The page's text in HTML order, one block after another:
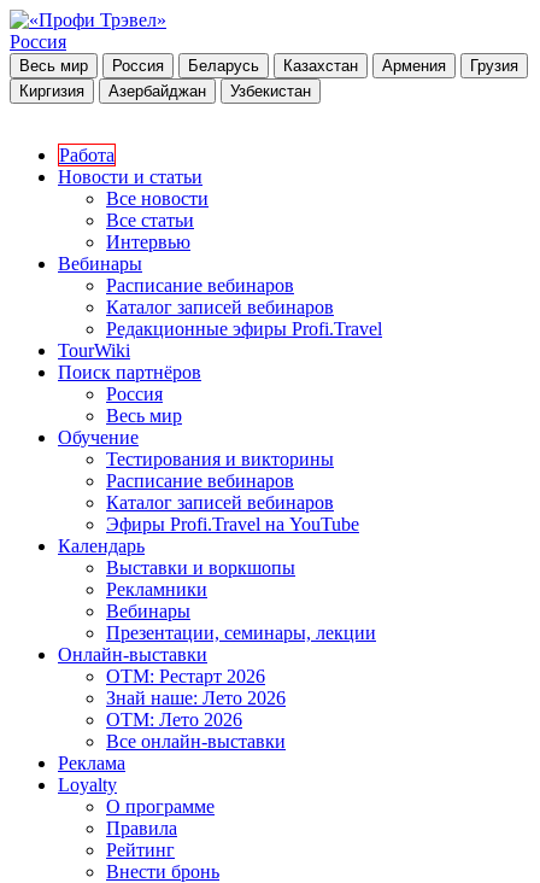
Россия
Весь мир Россия Беларусь Казахстан Армения
Грузия
Киргизия
Азербайджан Узбекистан
Работа
Новости и статьи
Все новости
Все статьи
Интервью
Вебинары
Расписание вебинаров
Каталог записей вебинаров
Редакционные эфиры Profi.Travel
TourWiki
Поиск партнёров
Россия
Весь мир
Обучение
Тестирования и викторины
Расписание вебинаров
Каталог записей вебинаров
Эфиры Profi.Travel на YouTube
Календарь
Выставки и воркшопы
Рекламники
Вебинары
Презентации, семинары, лекции
Онлайн-выставки
OTM: Рестарт 2026
Знай наше: Лето 2026
OTM: Лето 2026
Все онлайн-выставки
Реклама
Loyalty
О программе
Правила
Рейтинг
Внести бронь